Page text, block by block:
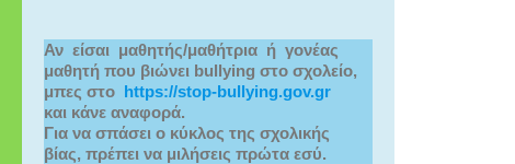
Αν  είσαι  μαθητής/μαθήτρια  ή  γονέας
μαθητή που βιώνει bullying στο σχολείο,
μπες στο https://stop-bullying.gov.gr
και κάνε αναφορά.
Για να σπάσει ο κύκλος της σχολικής
βίας, πρέπει να μιλήσεις πρώτα εσύ.